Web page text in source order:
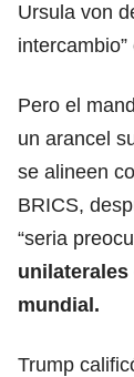
Ursula von
Pero el
un arancel
se alineen
BRICS,
“seria
mundial.
Trump